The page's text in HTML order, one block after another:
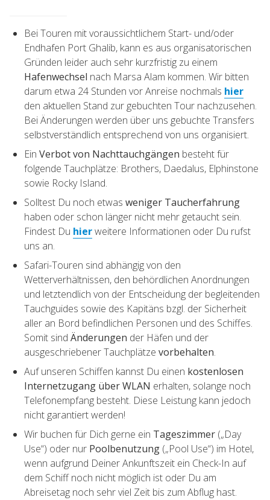
Bei Touren mit voraussichtlichem Start- und/oder
Endhafen Port Ghalib, kann es aus organisatorischen
Gründen leider auch sehr kurzfristig zu einem
Hafenwechsel nach Marsa Alam kommen. Wir bitten
darum etwa 24 Stunden vor Anreise nochmals hier
den aktuellen Stand zur gebuchten Tour nachzusehen.
Bei Änderungen werden über uns gebuchte Transfers
selbstverständlich entsprechend von uns organisiert.
Ein Verbot von Nachttauchgängen besteht für
folgende Tauchplätze: Brothers, Daedalus, Elphinstone
sowie Rocky Island.
Solltest Du noch etwas weniger Taucherfahrung
haben oder schon länger nicht mehr getaucht sein.
Findest Du hierweitere Informationen oder Du rufst
uns an.
Safari-Touren sind abhängig von den
Wetterverhältnissen, den behördlichen Anordnungen
und letztendlich von der Entscheidung der begleitenden
Tauchguides sowie des Kapitäns bzgl. der Sicherheit
aller an Bord befindlichen Personen und des Schiffes.
Somit sind Änderungen der Häfen und der
ausgeschriebener Tauchplätze vorbehalten.
Auf unseren Schiffen kannst Du einen kostenlosen
Internetzugang über WLAN erhalten, solange noch
Telefonempfang besteht. Diese Leistung kann jedoch
nicht garantiert werden!
Wir buchen für Dich gerne ein Tageszimmer („Day
Use“) oder nur Poolbenutzung („Pool Use“) im Hotel,
wenn aufgrund Deiner Ankunftszeit ein Check-In auf
dem Schiff noch nicht möglich ist oder Du am
Abreisetag noch sehr viel Zeit bis zum Abflug hast.